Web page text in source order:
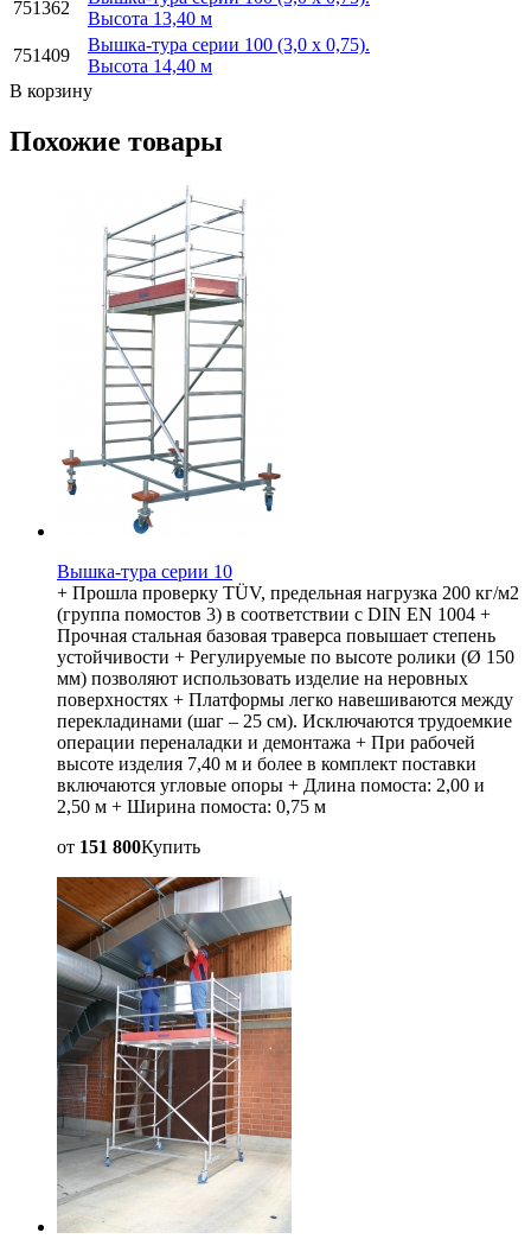
751362
Высота 13,40 м
751409
Вышка-тура серии 100 (3,0 х 0,75).
Высота 14,40 м
В корзину
Похожие товары
Вышка-тура серии 10
+ Прошла проверку TÜV, предельная нагрузка 200 кг/м2
(группа помостов 3) в соответствии с DIN EN 1004 +
Прочная стальная базовая траверса повышает степень
устойчивости + Регулируемые по высоте ролики (Ø 150
мм) позволяют использовать изделие на неровных
поверхностях + Платформы легко навешиваются между
перекладинами (шаг – 25 см). Исключаются трудоемкие
операции переналадки и демонтажа + При рабочей
высоте изделия 7,40 м и более в комплект поставки
включаются угловые опоры + Длина помоста: 2,00 и
2,50 м + Ширина помоста: 0,75 м
от 151 800Купить